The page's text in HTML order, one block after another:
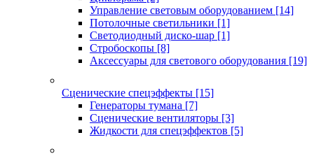
Управление световым оборудованием [14]
Потолочные светильники [1]
Светодиодный диско-шар [1]
Стробоскопы [8]
Аксессуары для светового оборудования [19]
Сценические спецэффекты [15]
Генераторы тумана [7]
Сценические вентиляторы [3]
Жидкости для спецэффектов [5]